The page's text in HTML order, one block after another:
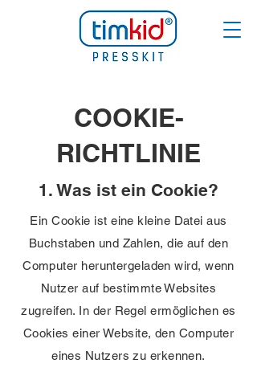
COOKIE-
RICHTLINIE
1. Was ist ein Cookie?
Ein Cookie ist eine kleine Datei aus
Buchstaben und Zahlen, die auf den
Computer heruntergeladen wird, wenn
Nutzer auf bestimmte Websites
zugreifen. In der Regel ermöglichen es
Cookies einer Website, den Computer
eines Nutzers zu erkennen.